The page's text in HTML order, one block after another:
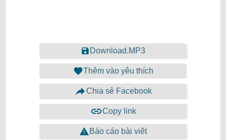
Download.MP3
Thêm vào yêu thích
Chia sẻ Facebook
Copy link
Báo cáo bài viết